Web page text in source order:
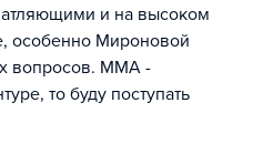
и на высоком
особенно Мироновой
вопросов. ММА -
то буду поступать